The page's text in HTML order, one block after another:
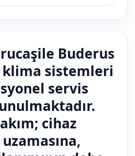
Buderus
sistemleri
servis
cihaz